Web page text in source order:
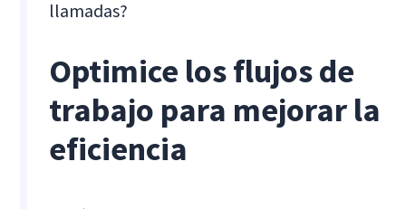
llamadas?
Optimice los flujos de
trabajo para mejorar la
eficiencia